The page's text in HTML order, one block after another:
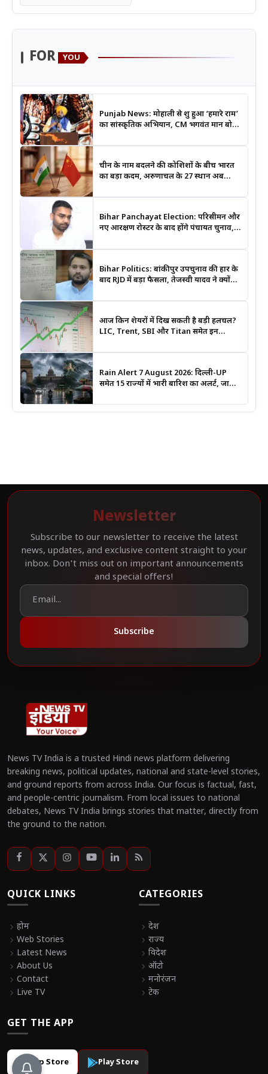
FOR YOU
Punjab News: मोहाली से शुरू हुआ ‘हमारे राम’
का सांस्कृतिक अभियान, CM भगवंत मान बोले-
चीन के नाम बदलने की कोशिशों के बीच भारत
का बड़ा कदम, अरुणाचल के 27 स्थान अब
Bihar Panchayat Election: परिसीमन और
नए आरक्षण रोस्टर के बाद होंगे पंचायत चुनाव,
Bihar Politics: बांकीपुर उपचुनाव की हार के
बाद RJD में बड़ा फैसला, तेजस्वी यादव ने क्यों
आज किन शेयरों में दिख सकती है बड़ी हलचल?
LIC, Trent, SBI और Titan समेत इन
Rain Alert 7 August 2026: दिल्ली-UP
समेत 15 राज्यों में भारी बारिश का अलर्ट, जानिए
Newsletter
Subscribe to our newsletter to receive the latest
news, updates, and exclusive content straight to your
inbox. Don't miss out on important announcements
and special offers!
Subscribe
News TV India is a trusted Hindi news platform delivering
breaking news, political updates, national and state-level stories,
and ground reports from across India. Our focus is factual, fast,
and people-centric journalism. From local issues to national
debates, News TV India brings stories that matter, directly from
the ground to the nation.
QUICK LINKS
chevron_right होम
chevron_right Web Stories
chevron_right Latest News
chevron_right About Us
chevron_right Contact
chevron_right Live TV
CATEGORIES
chevron_right देश
chevron_right राज्य
chevron_right विदेश
chevron_right ऑटो
chevron_right मनोरंजन
chevron_right टेक
GET THE APP
App Store Play Store